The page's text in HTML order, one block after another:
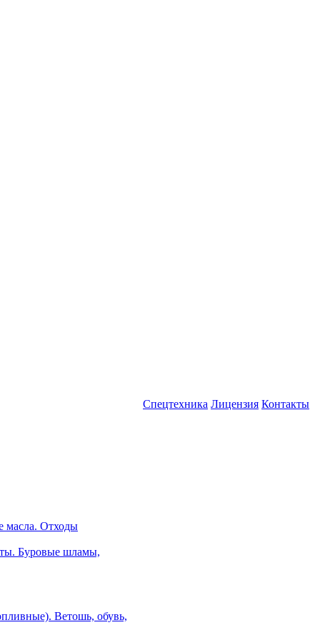
масла. Отходы
Буровые шламы,
Ветошь, обувь,
Спецтехника Лицензия Контакты